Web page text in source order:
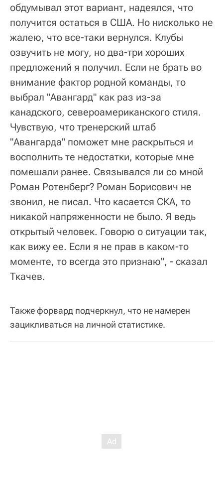
обдумывал этот вариант, надеялся, что
получится остаться в США. Но нисколько не
жалею, что все-таки вернулся. Клубы
озвучить не могу, но два-три хороших
предложений я получил. Если не брать во
внимание фактор родной команды, то
выбрал "Авангард" как раз из-за
канадского, североамериканского стиля.
Чувствую, что тренерский штаб
"Авангарда" поможет мне раскрыться и
восполнить те недостатки, которые мне
помешали ранее. Связывался ли со мной
Роман Ротенберг? Роман Борисович не
звонил, не писал. Что касается СКА, то
никакой напряженности не было. Я ведь
открытый человек. Говорю о ситуации так,
как вижу ее. Если я не прав в каком-то
моменте, то всегда это признаю", - сказал
Ткачев.
Также форвард подчеркнул, что не намерен
зацикливаться на личной статистике.